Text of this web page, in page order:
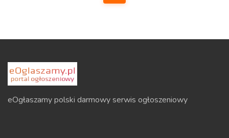
eOgłaszamy polski darmowy serwis ogłoszeniowy